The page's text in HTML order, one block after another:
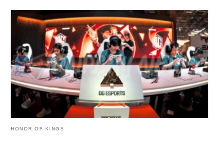
HONOR OF KINGS